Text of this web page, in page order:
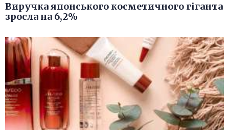
Виручка японського косметичного гіганта
зросла на 6,2%